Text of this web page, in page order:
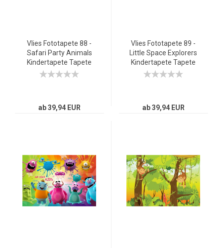
Vlies Fototapete 88 -
Safari Party Animals
Kindertapete Tapete
Kinderzimmer Zoo
ab 39,94 EUR
Vlies Fototapete 89 -
Little Space Explorers
Kindertapete Tapete
Kinderzimmer
ab 39,94 EUR